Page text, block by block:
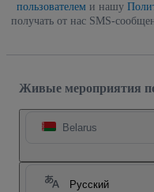
пользователеми нашу
получать от нас SMS-
Живые мероприятия
Belarus
Русский